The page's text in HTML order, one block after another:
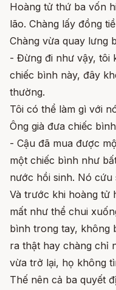
Hoàng tử thứ ba vốn
lão. Chàng lấy đồng
Chàng vừa quay lưng
- Đừng đi như vậy, tôi
chiếc bình này, đây
thường.
Tôi có thể làm gì với
Ông già đưa chiếc
- Cậu đã mua được
một chiếc bình như
nước hồi sinh. Nó cứu
Và trước khi hoàng tử
mất như thể chui
bình trong tay, không
ra thật hay chàng chỉ
vừa trở lại, họ không
Thế nên cả ba quyết